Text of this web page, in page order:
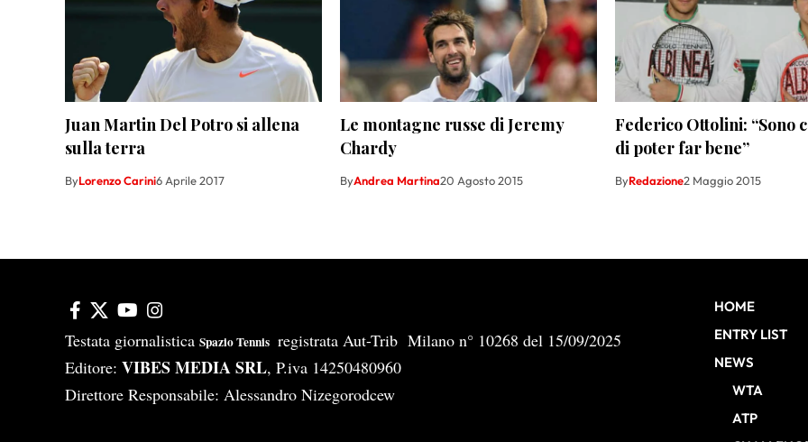
Juan Martin Del Potro si allena
sulla terra
ByLorenzo Carini6 Aprile 2017
Le montagne russe di Jeremy
Chardy
ByAndrea Martina20 Agosto 2015
Federico Ottolini: “Sono
di poter far bene”
ByRedazione2 Maggio 2015
Testata giornalistica Spazio Tennis registrata Aut-Trib Milano n° 10268 del 15/09/2025
Editore: VIBES MEDIA SRL, P.iva 14250480960
Direttore Responsabile: Alessandro Nizegorodcew
HOME
ENTRY LIST
NEWS
WTA
ATP